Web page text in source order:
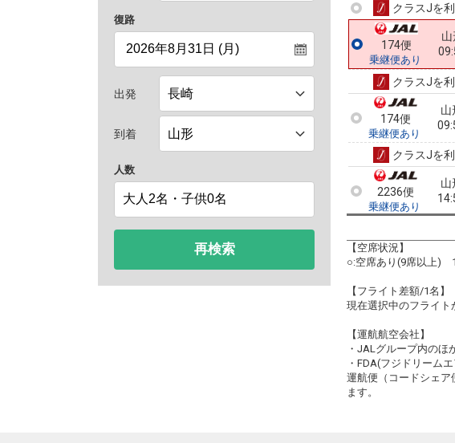
復路
出発
到着
人数
再検索
クラスJを
174便
乗継便あり
クラスJを
174便
乗継便あり
山
クラスJを
2236便
乗継便あり
山
【空席状況】
○:空席あり(9席以上)
【フライト差額/1名】
現在選択中のフライト
【運航航空会社】
・JALグループ内のほ
・FDA(フジドリーム
運航便（コードシェア
ます。